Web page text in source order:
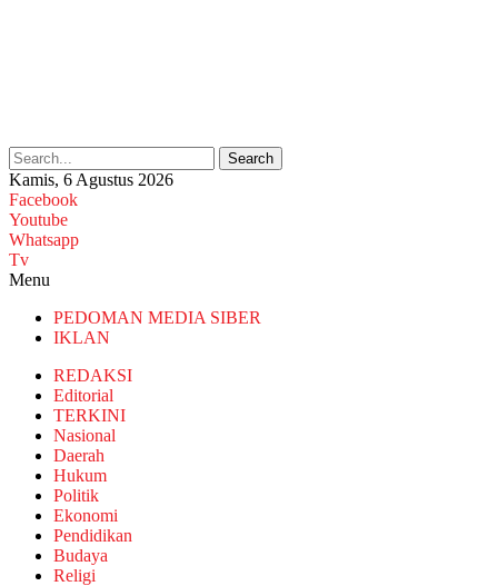
Search
Kamis, 6 Agustus 2026
Facebook
Youtube
Whatsapp
Tv
Menu
PEDOMAN MEDIA SIBER
IKLAN
REDAKSI
Editorial
TERKINI
Nasional
Daerah
Hukum
Politik
Ekonomi
Pendidikan
Budaya
Religi